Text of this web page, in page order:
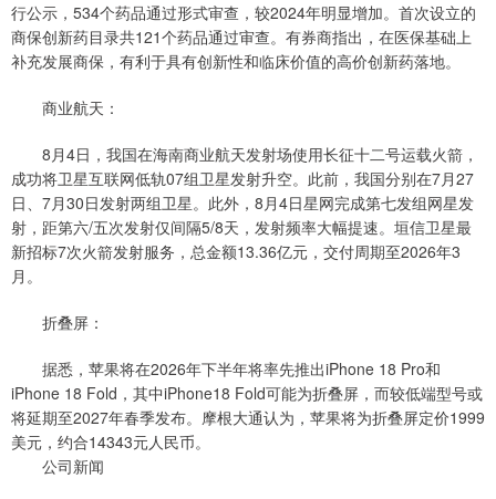
行公示，534个药品通过形式审查，较2024年明显增加。首次设立的
商保创新药目录共121个药品通过审查。有券商指出，在医保基础上
补充发展商保，有利于具有创新性和临床价值的高价创新药落地。
商业航天：
8月4日，我国在海南商业航天发射场使用长征十二号运载火箭，
成功将卫星互联网低轨07组卫星发射升空。此前，我国分别在7月27
日、7月30日发射两组卫星。此外，8月4日星网完成第七发组网星发
射，距第六/五次发射仅间隔5/8天，发射频率大幅提速。垣信卫星最
新招标7次火箭发射服务，总金额13.36亿元，交付周期至2026年3
月。
折叠屏：
据悉，苹果将在2026年下半年将率先推出iPhone 18 Pro和
iPhone 18 Fold，其中iPhone18 Fold可能为折叠屏，而较低端型号或
将延期至2027年春季发布。摩根大通认为，苹果将为折叠屏定价1999
美元，约合14343元人民币。
公司新闻